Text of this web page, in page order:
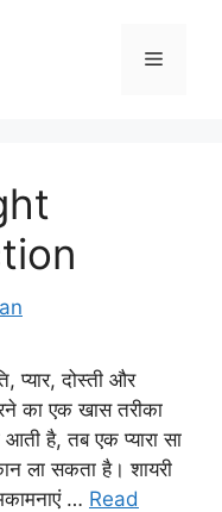
Menu
दोस्ती और
का एक खास तरीका
है, तब एक प्यारा सा
ला सकता है। शायरी
… Read